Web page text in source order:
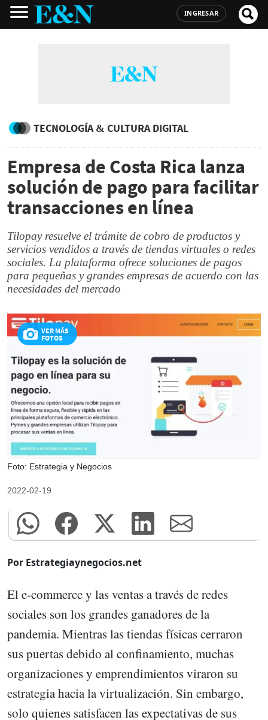
INGRESAR
TECNOLOGÍA & CULTURA DIGITAL
Empresa de Costa Rica lanza
solución de pago para facilitar
transacciones en línea
Tilopay resuelve el trámite de cobro de productos y
servicios vendidos a través de tiendas virtuales o redes
sociales. La plataforma ofrece soluciones de pagos
para pequeñas y grandes empresas de acuerdo con las
necesidades del mercado
VER MÁS
FOTOS
Foto: Estrategia y Negocios
2022-02-19
Por Estrategiaynegocios.net
El e-commerce y las ventas a través de redes
sociales son los grandes ganadores de la
pandemia. Mientras las tiendas físicas cerraron
sus puertas debido al confinamiento, muchas
organizaciones y emprendimientos viraron su
estrategia hacia la virtualización. Sin embargo,
solo quienes satisfacen las expectativas de sus